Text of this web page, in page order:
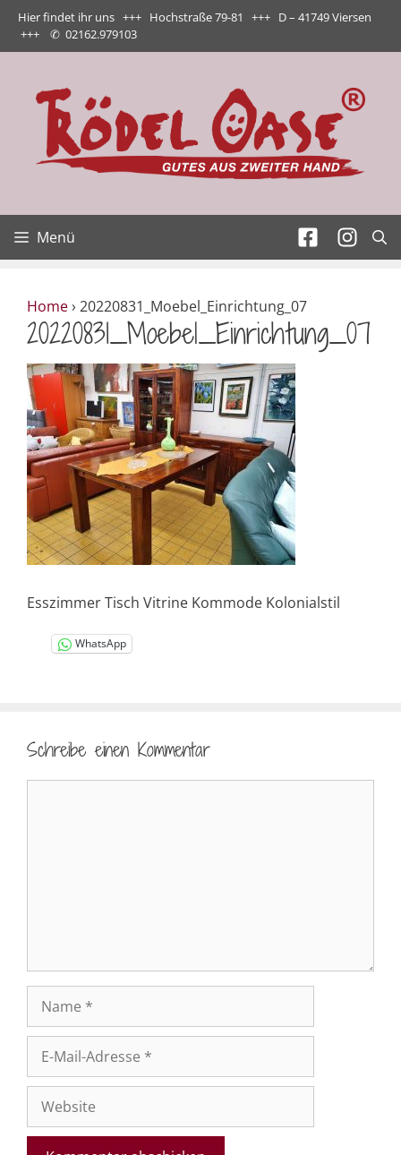
Zum
Inhalt
springen
Hier findet ihr uns +++ Hochstraße 79-81 +++ D – 41749 Viersen
+++ ✆ 02162.979103
Menü
Home› 20220831_Moebel_Einrichtung_07
20220831_Moebel_Einrichtung_07
Esszimmer Tisch Vitrine Kommode Kolonialstil
WhatsApp
Schreibe einen Kommentar
Mail-
Adresse
Website